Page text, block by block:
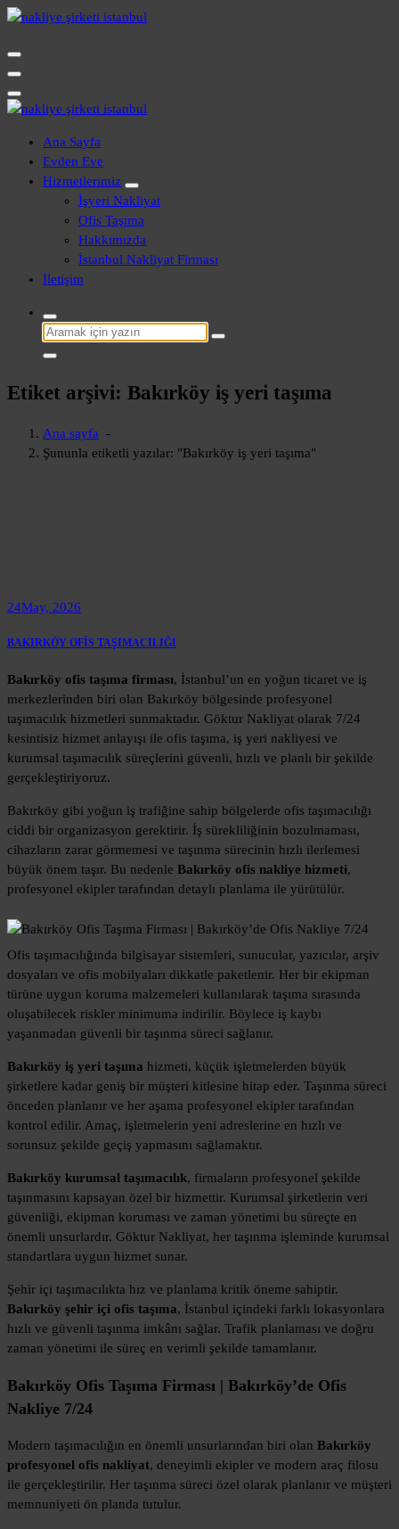
İçeriğe
Evden Eve - İşyeri Ofis Nakliye İstanbul
Evden Eve - İşyeri Ofis Nakliye İstanbul
Ana Sayfa
Evden Eve
Hizmetlerimiz
İşyeri Nakliyat
Ofis Taşıma
Hakkımızda
İstanbul Nakliyat Firması
İletişim
Şunu
ara:
Etiket arşivi: Bakırköy iş yeri taşıma
Ana sayfa -
Şununla etiketli yazılar: "Bakırköy iş yeri taşıma"
24May, 2026
BAKIRKÖY OFİS TAŞIMACILIĞI
Bakırköy ofis taşıma firması, İstanbul’un en yoğun ticaret ve iş
merkezlerinden biri olan Bakırköy bölgesinde profesyonel
taşımacılık hizmetleri sunmaktadır. Göktur Nakliyat olarak 7/24
kesintisiz hizmet anlayışı ile ofis taşıma, iş yeri nakliyesi ve
kurumsal taşımacılık süreçlerini güvenli, hızlı ve planlı bir şekilde
gerçekleştiriyoruz.
Bakırköy gibi yoğun iş trafiğine sahip bölgelerde ofis taşımacılığı
ciddi bir organizasyon gerektirir. İş sürekliliğinin bozulmaması,
cihazların zarar görmemesi ve taşınma sürecinin hızlı ilerlemesi
büyük önem taşır. Bu nedenle Bakırköy ofis nakliye hizmeti,
profesyonel ekipler tarafından detaylı planlama ile yürütülür.
Ofis taşımacılığında bilgisayar sistemleri, sunucular, yazıcılar, arşiv
dosyaları ve ofis mobilyaları dikkatle paketlenir. Her bir ekipman
türüne uygun koruma malzemeleri kullanılarak taşıma sırasında
oluşabilecek riskler minimuma indirilir. Böylece iş kaybı
yaşanmadan güvenli bir taşınma süreci sağlanır.
Bakırköy iş yeri taşıma hizmeti, küçük işletmelerden büyük
şirketlere kadar geniş bir müşteri kitlesine hitap eder. Taşınma süreci
önceden planlanır ve her aşama profesyonel ekipler tarafından
kontrol edilir. Amaç, işletmelerin yeni adreslerine en hızlı ve
sorunsuz şekilde geçiş yapmasını sağlamaktır.
Bakırköy kurumsal taşımacılık, firmaların profesyonel şekilde
taşınmasını kapsayan özel bir hizmettir. Kurumsal şirketlerin veri
güvenliği, ekipman koruması ve zaman yönetimi bu süreçte en
önemli unsurlardır. Göktur Nakliyat, her taşınma işleminde kurumsal
standartlara uygun hizmet sunar.
Şehir içi taşımacılıkta hız ve planlama kritik öneme sahiptir.
Bakırköy şehir içi ofis taşıma, İstanbul içindeki farklı lokasyonlara
hızlı ve güvenli taşınma imkânı sağlar. Trafik planlaması ve doğru
zaman yönetimi ile süreç en verimli şekilde tamamlanır.
Bakırköy Ofis Taşıma Firması | Bakırköy’de Ofis
Nakliye 7/24
Modern taşımacılığın en önemli unsurlarından biri olan Bakırköy
profesyonel ofis nakliyat, deneyimli ekipler ve modern araç filosu
ile gerçekleştirilir. Her taşınma süreci özel olarak planlanır ve müşteri
memnuniyeti ön planda tutulur.